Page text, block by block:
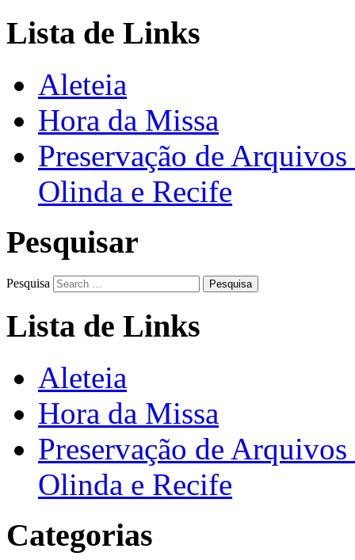
Lista de Links
Aleteia
Hora da Missa
Preservação de
Olinda e Recife
Pesquisar
Pesquisa
Lista de Links
Aleteia
Hora da Missa
Preservação de
Olinda e Recife
Categorias